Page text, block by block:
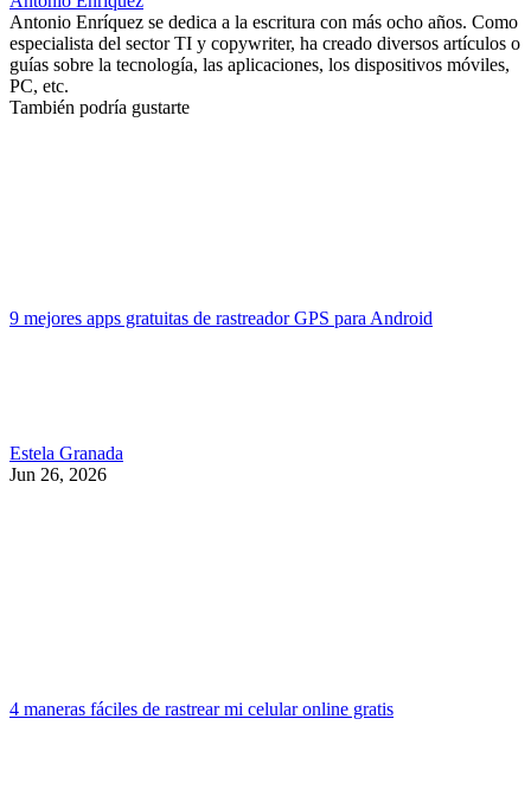
Antonio Enríquez se dedica a la escritura con más ocho años. Como
especialista del sector TI y copywriter, ha creado diversos artículos o
guías sobre la tecnología, las aplicaciones, los dispositivos móviles,
PC, etc.
También podría gustarte
9 mejores apps gratuitas de rastreador GPS para Android
Estela Granada
Jun 26, 2026
4 maneras fáciles de rastrear mi celular online gratis